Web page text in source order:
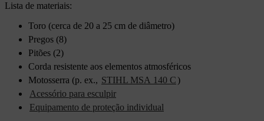
Lista de materiais:
Toro (cerca de 20 a 25 cm de diâmetro)
Pregos (8)
Pitões (2)
Corda resistente aos elementos atmosféricos
Motosserra (p. ex., STIHL MSA 140 C)
Acessório para esculpir
Equipamento de proteção individual